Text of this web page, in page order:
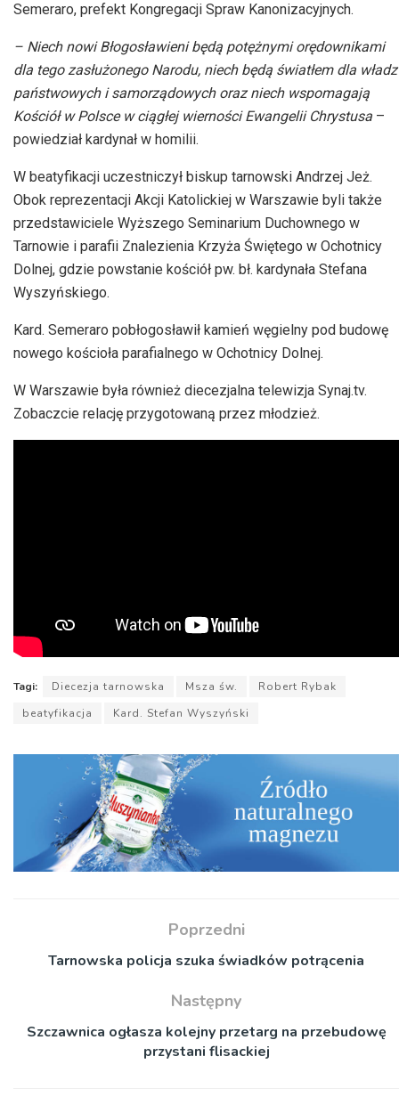
Semeraro, prefekt Kongregacji Spraw Kanonizacyjnych.
– Niech nowi Błogosławieni będą potężnymi orędownikami
dla tego zasłużonego Narodu, niech będą światłem dla władz
państwowych i samorządowych oraz niech wspomagają
Kościół w Polsce w ciągłej wierności Ewangelii Chrystusa –
powiedział kardynał w homilii.
W beatyfikacji uczestniczył biskup tarnowski Andrzej Jeż.
Obok reprezentacji Akcji Katolickiej w Warszawie byli także
przedstawiciele Wyższego Seminarium Duchownego w
Tarnowie i parafii Znalezienia Krzyża Świętego w Ochotnicy
Dolnej, gdzie powstanie kościół pw. bł. kardynała Stefana
Wyszyńskiego.
Kard. Semeraro pobłogosławił kamień węgielny pod budowę
nowego kościoła parafialnego w Ochotnicy Dolnej.
W Warszawie była również diecezjalna telewizja Synaj.tv.
Zobaczcie relację przygotowaną przez młodzież.
Tagi: Diecezja tarnowska Msza św.
Robert Rybak
beatyfikacja
Kard. Stefan Wyszyński
Poprzedni
Tarnowska policja szuka świadków potrącenia
Następny
Szczawnica ogłasza kolejny przetarg na przebudowę
przystani flisackiej